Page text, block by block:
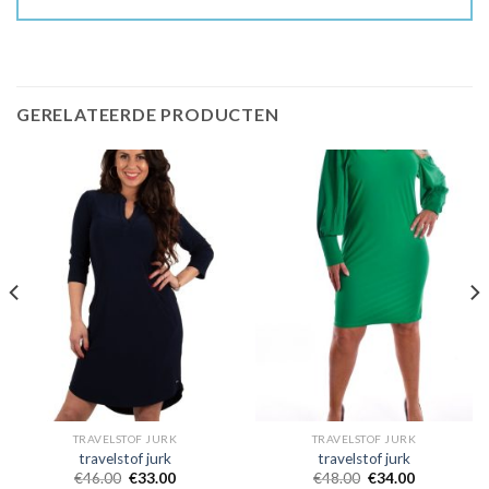
GERELATEERDE PRODUCTEN
TRAVELSTOF JURK
travelstof jurk
€46.00 €33.00
TRAVELSTOF JURK
travelstof jurk
€48.00 €34.00